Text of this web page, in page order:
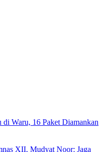
di Waru, 16 Paket Diamankan
XII, Mudyat Noor: Jaga